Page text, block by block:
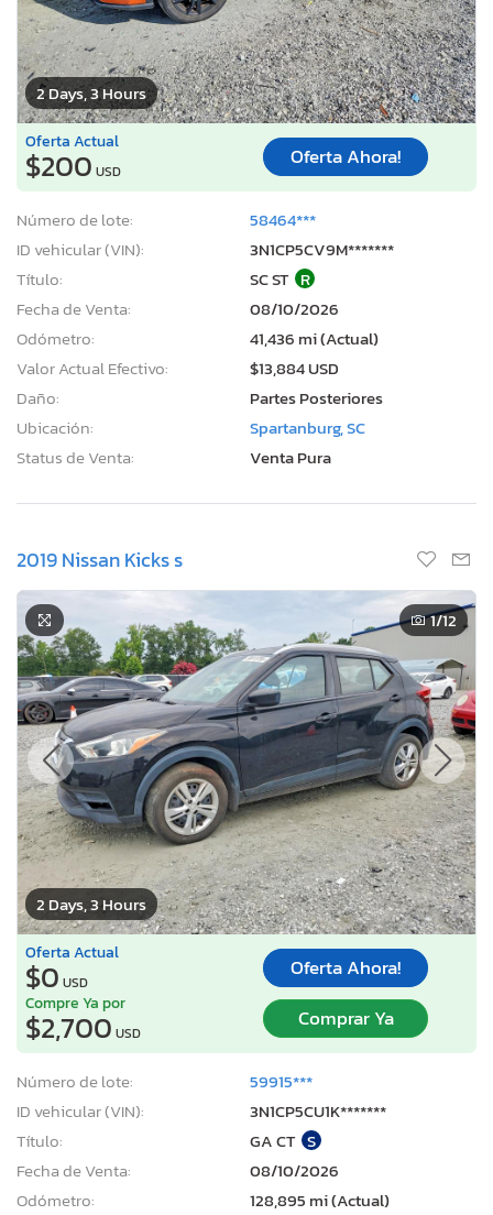
2 Days, 3 Hours
Oferta Actual
$200 USD
Oferta Ahora!
Número de lote:
58464***
ID vehicular (VIN):
3N1CP5CV9M*******
Título:
SC ST R
Fecha de Venta:
08/10/2026
Odómetro:
41,436 mi (Actual)
Valor Actual Efectivo:
$13,884 USD
Daño:
Partes Posteriores
Ubicación:
Spartanburg, SC
Status de Venta:
Venta Pura
2019 Nissan Kicks s
2 Days, 3 Hours
1/12
Oferta Actual
$0 USD
Oferta Ahora!
Compre Ya por
$2,700 USD
Comprar Ya
Número de lote:
59915***
ID vehicular (VIN):
3N1CP5CU1K*******
Título:
GA CT S
Fecha de Venta:
08/10/2026
Odómetro:
128,895 mi (Actual)